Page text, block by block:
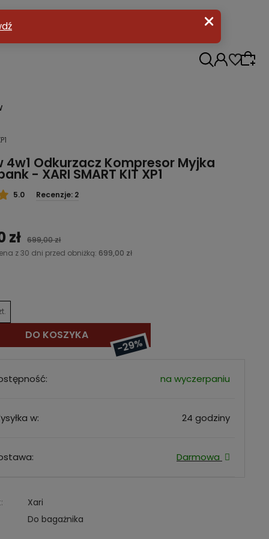
4w1 Odkurzacz Kompresor Myjka
- XARI SMART KIT XP1
5.0 Recenzje: 2
zł
699,00 zł
z 30 dni przed obniżką: 699,00 zł
DO KOSZYKA
-29%
na wyczerpaniu
w: 24 godziny
Darmowa
Xari
Do bagażnika